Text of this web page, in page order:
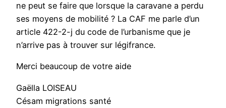
ne peut se faire que lorsque la caravane a perdu
ses moyens de mobilité ? La CAF me parle d’un
article 422-2-j du code de l’urbanisme que je
n’arrive pas à trouver sur légifrance.
Merci beaucoup de votre aide
Gaëlla LOISEAU
Césam migrations santé